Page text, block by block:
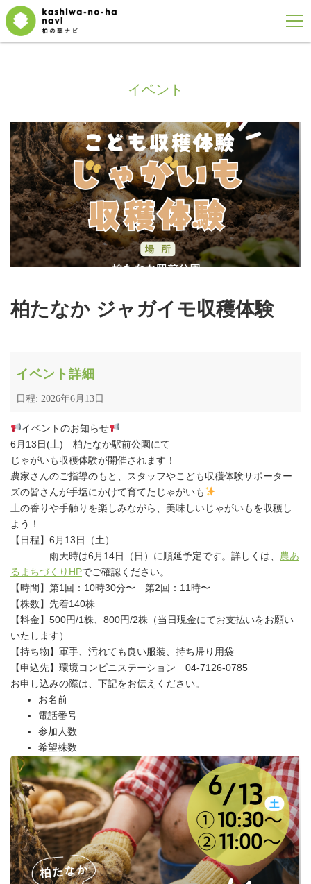
イベント
柏たなか ジャガイモ収穫体験
イベント詳細
日程: 2026年6月13日
イベントのお知らせ
6月13日(土) 柏たなか駅前公園にて
じゃがいも収穫体験が開催されます！
農家さんのご指導のもと、スタッフやこども収穫体験サポーター
ズの皆さんが手塩にかけて育てたじゃがいも
土の香りや手触りを楽しみながら、美味しいじゃがいもを収穫し
よう！
【日程】6月13日（土）
雨天時は6月14日（日）に順延予定です。詳しくは、 農あ
るまちづくりHPでご確認ください。
【時間】第1回：10時30分〜 第2回：11時〜
【株数】先着140株
【料金】500円/1株、800円/2株（当日現金にてお支払いをお願い
いたします）
【持ち物】軍手、汚れても良い服装、持ち帰り用袋
【申込先】環境コンビニステーション 04-7126-0785
お申し込みの際は、下記をお伝えください。
お名前
電話番号
参加人数
希望株数